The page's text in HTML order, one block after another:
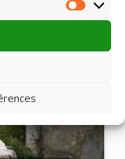
union naît Alice. Pour
propres mains, un
les épreuves de la vie,
pas et consacrera 33